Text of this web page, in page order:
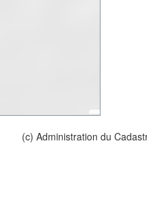
(c) Administration du